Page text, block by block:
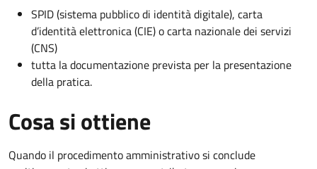
SPID (sistema pubblico di identità digitale), carta
d’identità elettronica (CIE) o carta nazionale dei servizi
(CNS)
tutta la documentazione prevista per la presentazione
della pratica.
Cosa si ottiene
Quando il procedimento amministrativo si conclude